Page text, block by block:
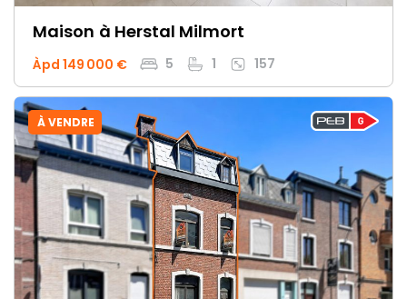
Maison à Herstal Milmort
Àpd 149 000 € 5 1 157
À VENDRE